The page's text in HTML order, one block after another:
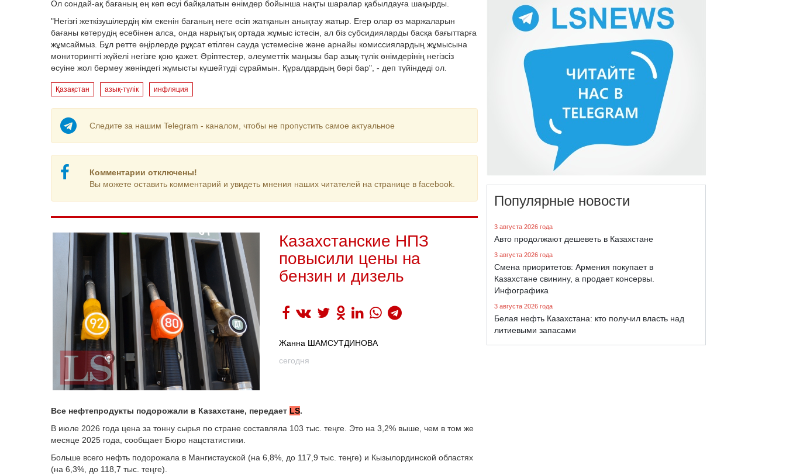
Ол сондай-ақ бағаның ең көп өсуі байқалатын өнімдер бойынша нақты шаралар қабылдауға шақырды.
"Негізгі жеткізушілердің кім екенін бағаның неге өсіп жатқанын анықтау жатыр. Егер олар өз маржаларын
бағаны көтерудің есебінен алса, онда нарықтық ортада жұмыс істесін, ал біз субсидияларды басқа бағыттарға
жұмсаймыз. Бұл ретте өңірлерде рұқсат етілген сауда үстемесіне және арнайы комиссиялардың жұмысына
мониторингті жүйелі негізге қою қажет. Әріптестер, әлеуметтік маңызы бар азық-түлік өнімдерінің негізсіз
өсуіне жол бермеу жөніндегі жұмысты күшейтуді сұраймын. Құралдардың бәрі бар", - деп түйіндеді ол.
Қазақстан азық-түлік инфляция
Следите за нашим Telegram - каналом, чтобы не пропустить самое актуальное
Комментарии отключены!
Вы можете оставить комментарий и увидеть мнения наших читателей на странице в facebook.
Казахстанские НПЗ
повысили цены на
бензин и дизель
Жанна ШАМСУТДИНОВА
сегодня
Все нефтепродукты подорожали в Казахстане, передает LS.
В июле 2026 года цена за тонну сырья по стране составляла 103 тыс. теңге. Это на 3,2% выше, чем в том же
месяце 2025 года, сообщает Бюро нацстатистики.
Больше всего нефть подорожала в Мангистауской (на 6,8%, до 117,9 тыс. теңге) и Кызылординской областях
(на 6,3%, до 118,7 тыс. теңге).
Популярные новости
3 августа 2026 года
Авто продолжают дешеветь в Казахстане
3 августа 2026 года
Смена приоритетов: Армения покупает в
Казахстане свинину, а продает консервы.
Инфографика
3 августа 2026 года
Белая нефть Казахстана: кто получил власть над
литиевыми запасами